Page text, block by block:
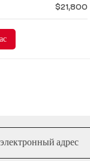
$21,800